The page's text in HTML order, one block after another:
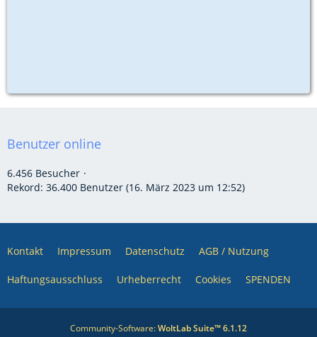
Benutzer online
6.456 Besucher
Rekord: 36.400 Benutzer (16. März 2023 um 12:52)
Kontakt Impressum Datenschutz AGB / Nutzung
Haftungsausschluss Urheberrecht Cookies SPENDEN
Community-Software:WoltLab Suite™ 6.1.12